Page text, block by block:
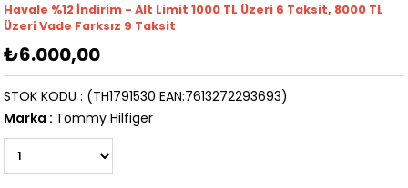
Havale %12 İndirim - Alt Limit 1000 TL Üzeri 6 Taksit, 8000 TL
Üzeri Vade Farksız 9 Taksit
₺6.000,00
(TH1791530 EAN:7613272293693)
STOK KODU
Marka : Tommy Hilfiger